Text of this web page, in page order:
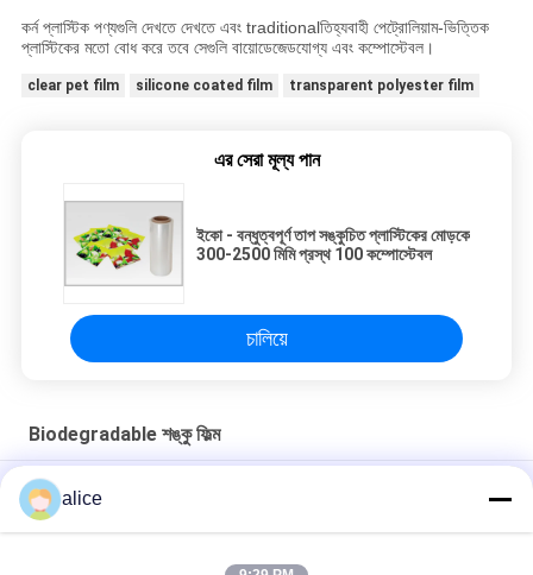
কর্ন প্লাস্টিক পণ্যগুলি দেখতে দেখতে এবং traditionalতিহ্যবাহী পেট্রোলিয়াম-ভিত্তিক
প্লাস্টিকের মতো বোধ করে তবে সেগুলি বায়োডেজেডযোগ্য এবং কম্পোস্টেবল।
clear pet film silicone coated film transparent polyester film
এর সেরা মূল্য পান
ইকো - বন্ধুত্বপূর্ণ তাপ সঙ্কুচিত প্লাস্টিকের মোড়কে
300-2500 মিমি প্রস্থ 100 কম্পোস্টেবল
চালিয়ে
Biodegradable শঙ্কু ফিল্ম
50 মাইক ক্লিয়ার পিএলএ পলিট্যাকটিক অ্যাসিড পূর্ণ বডি সঙ্কুচিত হাতা জন্য ফিল্ম সঙ্কুচিত
করুন alice